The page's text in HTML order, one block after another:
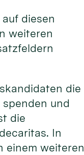
diesen
weiteren
die
und
die
In
einem weiteren